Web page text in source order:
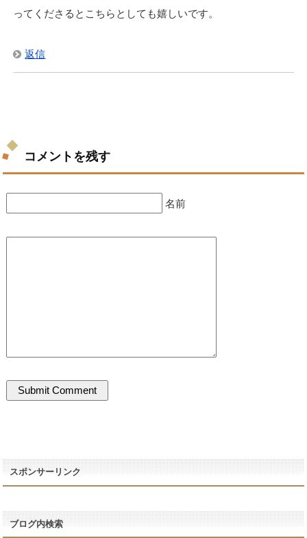
ってくださるとこちらとしても嬉しいです。
返信
コメントを残す
名前
スポンサーリンク
ブログ内検索